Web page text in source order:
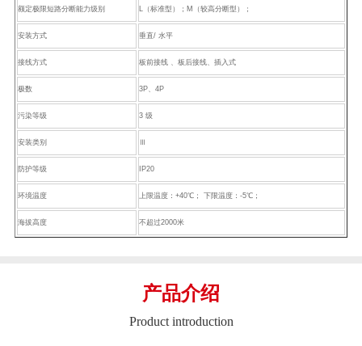
额定极限短路分断能力级别 L（标准型）；M（较高分断型）；
安装方式 垂直/ 水平
接线方式 板前接线 、板后接线、插入式
极数 3P、4P
污染等级 3 级
安装类别 Ⅲ
防护等级 IP20
环境温度 上限温度：+40℃； 下限温度：-5℃；
海拔高度 不超过2000米
产品介绍
Product introduction